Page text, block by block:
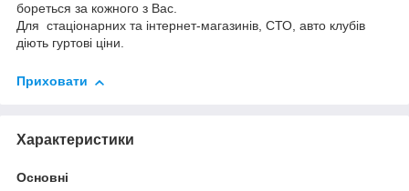
бореться за кожного з Вас.
Для стаціонарних та інтернет-магазинів, СТО, авто клубів
діють гуртові ціни.
Приховати
Характеристики
Основні